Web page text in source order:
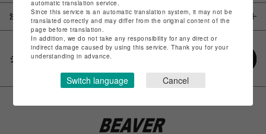
注意事項
シェアする
automatic translation service.
Since this service is an automatic translation system, it may not be
translated correctly and may differ from the original content of the
page before translation.
In addition, we do not take any responsibility for any direct or
indirect damage caused by using this service. Thank you for your
understanding in advance.
Switch language Cancel